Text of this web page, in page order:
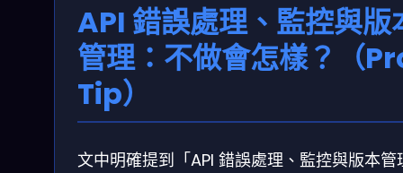
API 錯誤處理、監控與版
管理：不做會怎樣？（
Tip）
文中明確提到「API 錯誤處理、監控與版本管